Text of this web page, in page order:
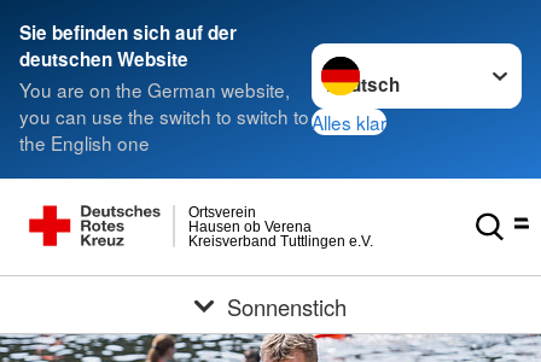
Sie befinden sich auf der
deutschen Website
You are on the German website,
you can use the switch to switch to
the English one
Sprache wechseln zu
Alles klar
Kreisverband Tuttlingen e.V.
Hausen ob Verena
Ortsverein
Sonnenstich